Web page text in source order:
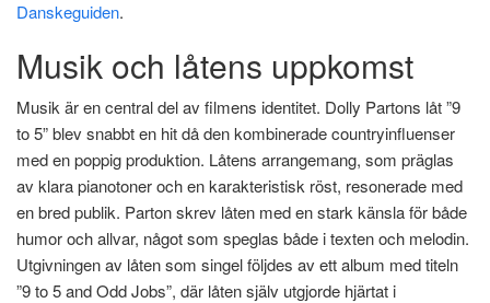
Danskeguiden.
Musik och låtens uppkomst
Musik är en central del av filmens identitet. Dolly Partons låt ”9
to 5” blev snabbt en hit då den kombinerade countryinfluenser
med en poppig produktion. Låtens arrangemang, som präglas
av klara pianotoner och en karakteristisk röst, resonerade med
en bred publik. Parton skrev låten med en stark känsla för både
humor och allvar, något som speglas både i texten och melodin.
Utgivningen av låten som singel följdes av ett album med titeln
”9 to 5 and Odd Jobs”, där låten själv utgjorde hjärtat i